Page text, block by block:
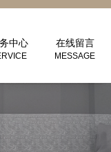
中心 在线留言
MESSAGE